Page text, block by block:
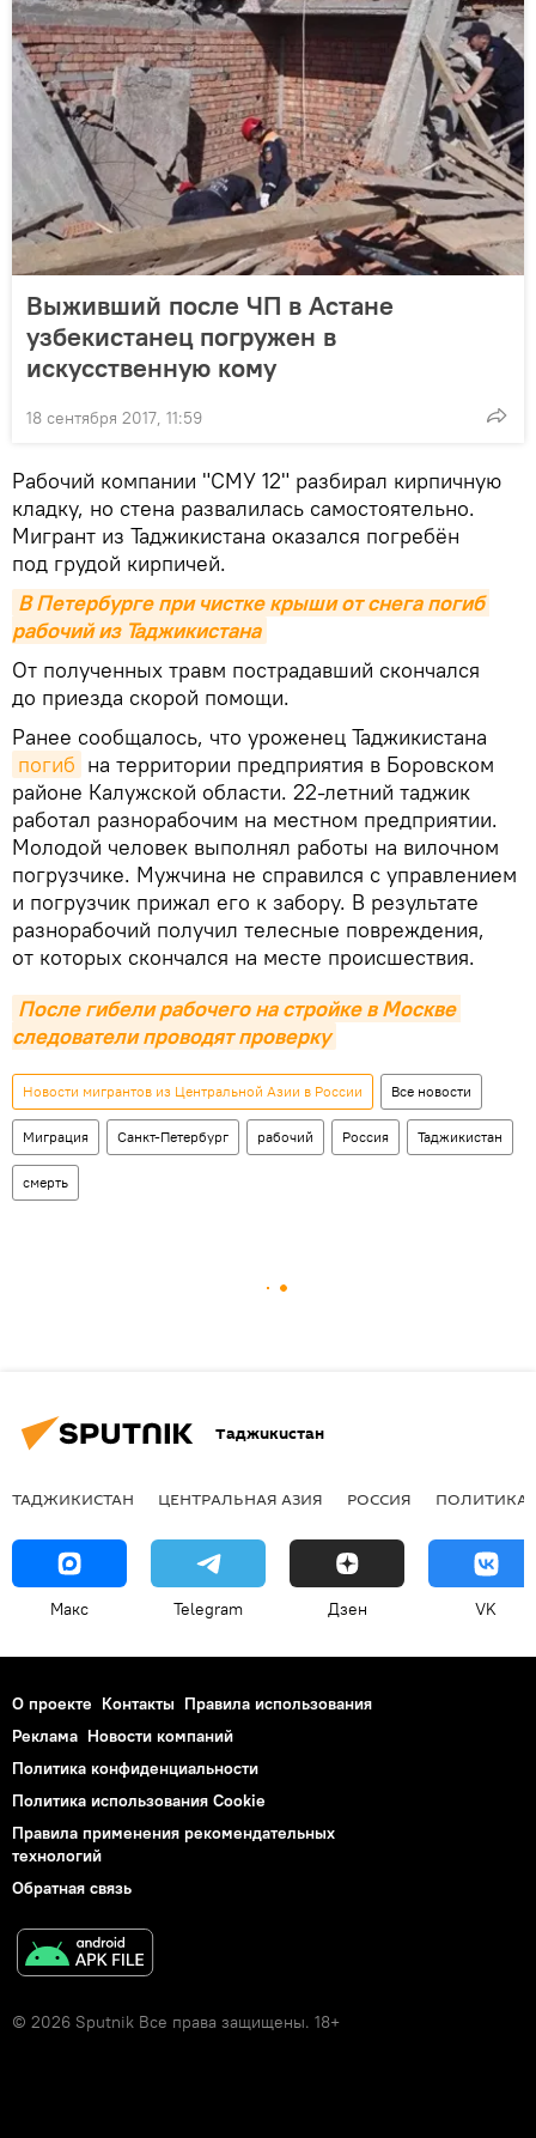
Выживший после ЧП в Астане
узбекистанец погружен в
искусственную кому
18 сентября 2017, 11:59
Рабочий компании "СМУ 12" разбирал кирпичную
кладку, но стена развалилась самостоятельно.
Мигрант из Таджикистана оказался погребён
под грудой кирпичей.
В Петербурге при чистке крыши от снега погиб
рабочий из Таджикистана
От полученных травм пострадавший скончался
до приезда скорой помощи.
Ранее сообщалось, что уроженец Таджикистана
погиб на территории предприятия в Боровском
районе Калужской области. 22-летний таджик
работал разнорабочим на местном предприятии.
Молодой человек выполнял работы на вилочном
погрузчике. Мужчина не справился с управлением
и погрузчик прижал его к забору. В результате
разнорабочий получил телесные повреждения,
от которых скончался на месте происшествия.
После гибели рабочего на стройке в Москве
следователи проводят проверку
Новости мигрантов из Центральной Азии в России Все новости
Миграция Санкт-Петербург рабочий Россия Таджикистан
смерть
Таджикистан
ТАДЖИКИСТАН ЦЕНТРАЛЬНАЯ АЗИЯ РОССИЯ ПОЛИТИКА
Макс Telegram Дзен VK
О проекте Контакты Правила использования
Реклама Новости компаний
Политика конфиденциальности
Политика использования Cookie
Правила применения рекомендательных
технологий
Обратная связь
© 2026 Sputnik Все права защищены. 18+